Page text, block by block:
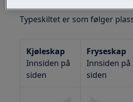
Typeskiltet er som følger
Kjøleskap
Innsiden på
siden
Fryseskap
Innsiden på
siden